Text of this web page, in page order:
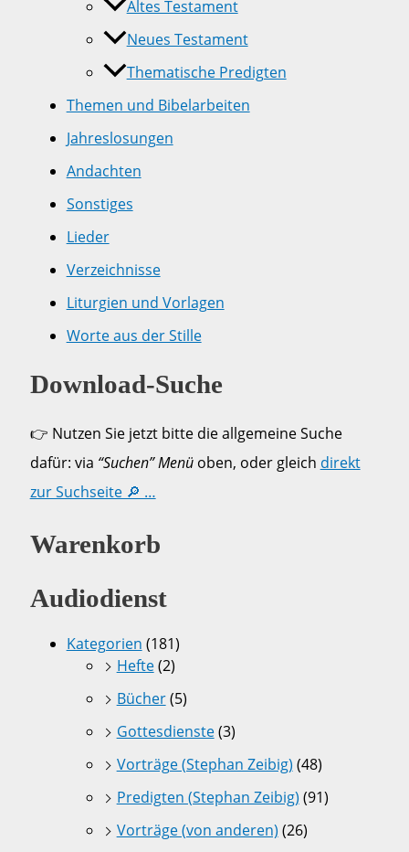
Altes Testament
Neues Testament
Thematische Predigten
Themen und Bibelarbeiten
Jahreslosungen
Andachten
Sonstiges
Lieder
Verzeichnisse
Liturgien und Vorlagen
Worte aus der Stille
Download-Suche
👉 Nutzen Sie jetzt bitte die allgemeine Suche
dafür: via “Suchen” Menüoben, oder gleich direkt
zur Suchseite 🔎 …
Warenkorb
Audiodienst
Kategorien (181)
Hefte(2)
Bücher(5)
Gottesdienste(3)
Vorträge (Stephan Zeibig) (48)
Predigten (Stephan Zeibig) (91)
Vorträge (von anderen) (26)